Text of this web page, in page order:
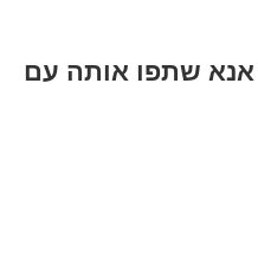
שתפו אותה עם